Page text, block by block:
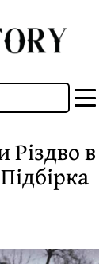
Різдво в